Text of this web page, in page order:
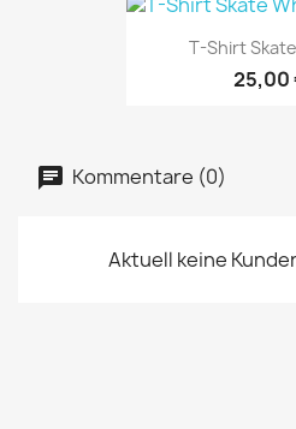
T-Shirt
25,00
Kommentare (0)
Aktuell keine